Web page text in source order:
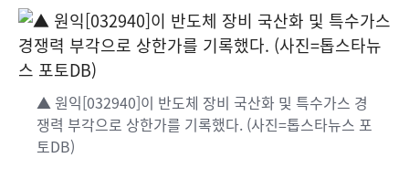
▲ 원익[032940]이 반도체 장비 국산화 및 특수가스 경
쟁력 부각으로 상한가를 기록했다. (사진=톱스타뉴스 포
토DB)